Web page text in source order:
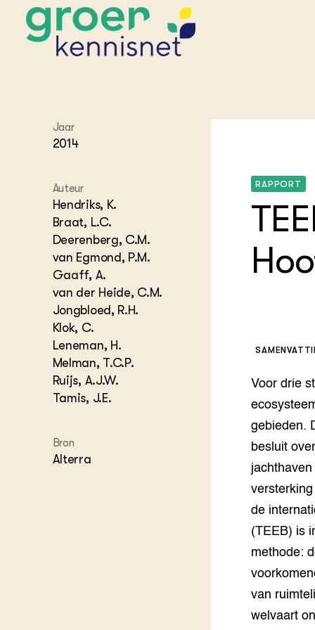
Beroepspraktijk
Hippisch
Visserij
Advies
Onze partners
EU-
Portaal
Jaar
2014
Auteur
Hendriks, K.
Braat, L.C.
Deerenberg, C.M.
van Egmond, P.M.
Gaaff, A.
van der Heide, C.M.
Jongbloed, R.H.
Klok, C.
Leneman, H.
Melman, T.C.P.
Ruijs, A.J.W.
Tamis, J.E.
Bron
Alterra
RAPPORT
Voor drie
gebieden.
besluit
de
(TEEB) is
methode:
van
welvaart